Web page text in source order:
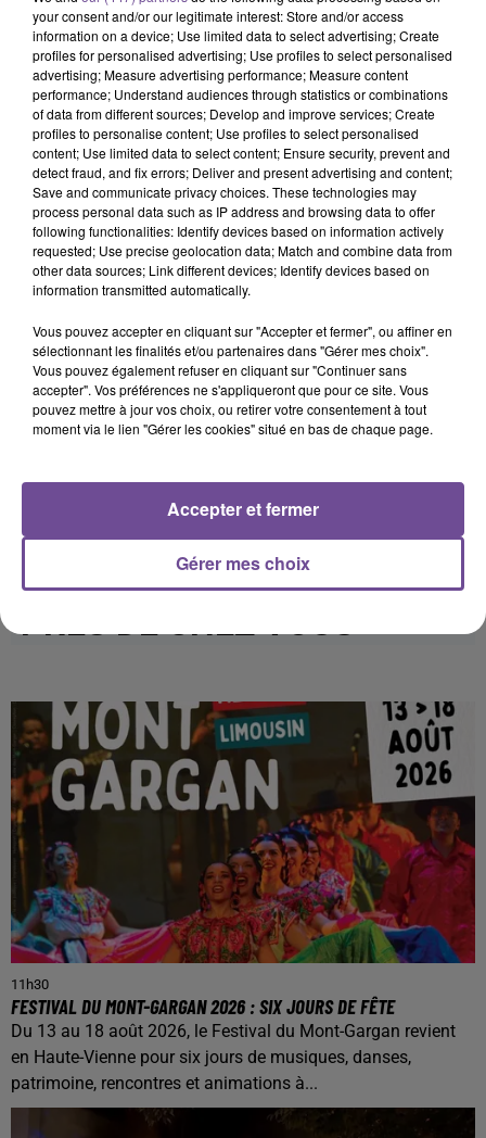
15h26
15h26
JULIEN LIEB
Dis-Moi Où
15h17
15h17
MYLÈNE FARMER
C'est À Qui Le Tour
15h14
15h14
MYLES SMITH
Stargazing
Cet élément est masqué compte-tenu du refus du
dépôt de cookies que vous avez exprimé. Si vous
souhaitez l'afficher, merci de nous donner votre accord
en cliquant sur le bouton ci-dessous.
PRÈS DE CHEZ VOUS
11h30
FESTIVAL DU MONT-GARGAN 2026 : SIX JOURS DE FÊTE
Du 13 au 18 août 2026, le Festival du Mont-Gargan revient
en Haute-Vienne pour six jours de musiques, danses,
patrimoine, rencontres et animations à...
your consent and/or our legitimate interest: Store and/or access
information on a device; Use limited data to select advertising; Create
profiles for personalised advertising; Use profiles to select personalised
advertising; Measure advertising performance; Measure content
performance; Understand audiences through statistics or combinations
of data from different sources; Develop and improve services; Create
profiles to personalise content; Use profiles to select personalised
content; Use limited data to select content; Ensure security, prevent and
detect fraud, and fix errors; Deliver and present advertising and content;
Save and communicate privacy choices. These technologies may
process personal data such as IP address and browsing data to offer
following functionalities: Identify devices based on information actively
requested; Use precise geolocation data; Match and combine data from
other data sources; Link different devices; Identify devices based on
information transmitted automatically.
Vous pouvez accepter en cliquant sur "Accepter et fermer", ou affiner en
sélectionnant les finalités et/ou partenaires dans "Gérer mes choix".
Vous pouvez également refuser en cliquant sur "Continuer sans
accepter". Vos préférences ne s'appliqueront que pour ce site. Vous
pouvez mettre à jour vos choix, ou retirer votre consentement à tout
moment via le lien "Gérer les cookies" situé en bas de chaque page.
Gérer mes choix
Accepter et fermer